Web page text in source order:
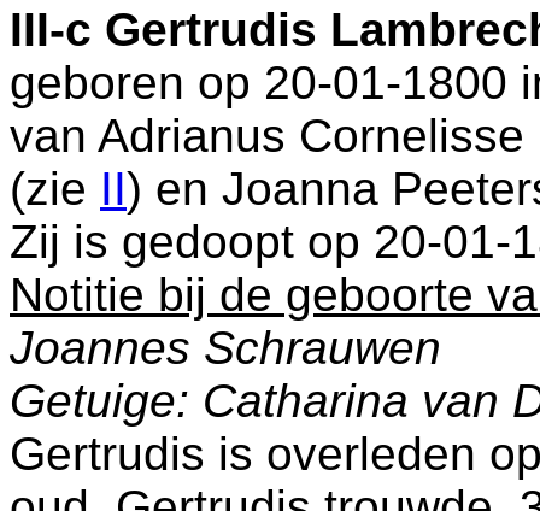
III-c Gertrudis
geboren op 20-01-1800
van Adrianus
(zie II) en Joanna
Zij is gedoopt op 20-01-
Notitie bij de geboorte
Joannes Schrauwen
Getuige: Catharina van
Gertrudis is overleden